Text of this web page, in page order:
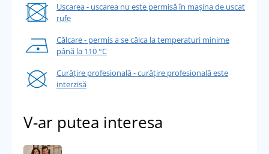
Uscarea - uscarea nu este permisă în mașina de uscat
rufe
Călcare - permis a se călca la temperaturi minime
până la 110 °C
Curățire profesională - curățire profesională este
interzisă
V-ar putea interesa